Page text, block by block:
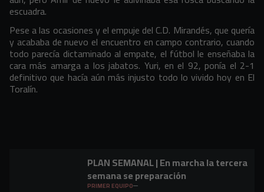
escuadra.
Pese a las ocasiones y el empuje del C.D. Mirandés, que quería
y acababa de nuevo el encuentro en campo contrario, cuando
todo parecía dictaminado al empate, el fútbol le enseñaba la
cara más amarga a los jabatos. Yuri, en el 92, ponía el 2-1
definitivo que hacía aún más injusto todo lo vivido hoy en El
Toralín.
PLAN SEMANAL | En marcha la tercera
semana se preparación
PRIMER EQUIPO